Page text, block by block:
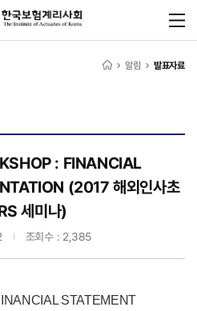
알림 발표자료
: FINANCIAL
(2017 해외인사초
세미나)
조회수 : 2,385
STATEMENT